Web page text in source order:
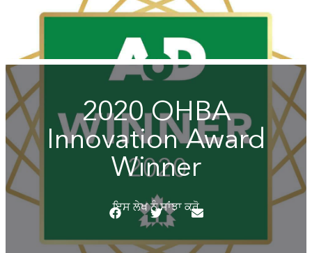
2020 OHBA
Innovation Award
Winner
ਇਸ ਲੇਖ ਨੂੰ ਸਾਂਝਾ ਕਰੋ